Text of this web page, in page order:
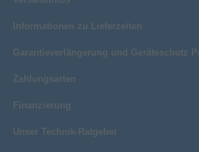
Informationen zu Lieferzeiten
Garantieverlängerung und Geräteschutz
Zahlungsarten
Finanzierung
Unser Technik-Ratgeber